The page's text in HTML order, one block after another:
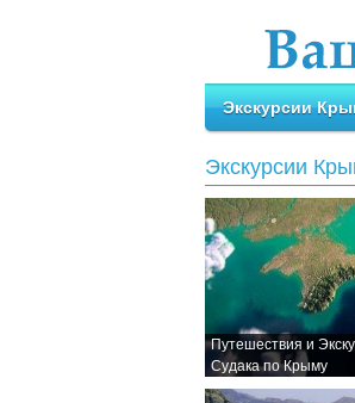
Экскурсии
Экскурсии
Путешествия и
Судака по Крыму